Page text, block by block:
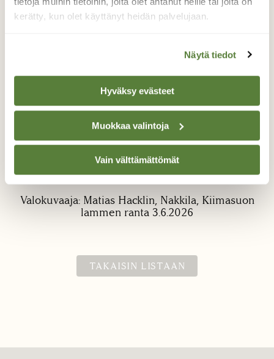
kerätty, kun olet käyttänyt heidän palvelujaan.
Näytä tiedot
Hyväksy evästeet
Muokkaa valintoja
Vain välttämättömät
Rantakäärmeet
Kaksi rantakäärmettä oli vierekkäin. Oli myös
kolmas käärme lähellä. Ilmeisesti käärmeet
viihtyvät hyvin toistensa kanssa tai sitten oli
parittelu meneillään?
Valokuvaaja: Matias Hacklin, Nakkila, Kiimasuon
lammen ranta 3.6.2026
TAKAISIN LISTAAN